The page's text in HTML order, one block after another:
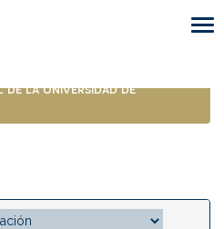
la Universidad de